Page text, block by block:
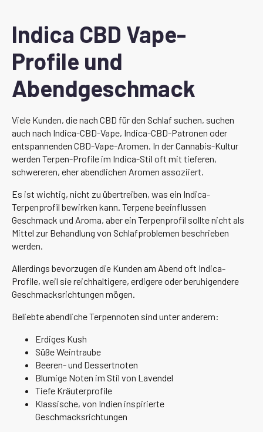
Indica CBD Vape-
Profile und
Abendgeschmack
Viele Kunden, die nach CBD für den Schlaf suchen, suchen
auch nach Indica-CBD-Vape, Indica-CBD-Patronen oder
entspannenden CBD-Vape-Aromen. In der Cannabis-Kultur
werden Terpen-Profile im Indica-Stil oft mit tieferen,
schwereren, eher abendlichen Aromen assoziiert.
Es ist wichtig, nicht zu übertreiben, was ein Indica-
Terpenprofil bewirken kann. Terpene beeinflussen
Geschmack und Aroma, aber ein Terpenprofil sollte nicht als
Mittel zur Behandlung von Schlafproblemen beschrieben
werden.
Allerdings bevorzugen die Kunden am Abend oft Indica-
Profile, weil sie reichhaltigere, erdigere oder beruhigendere
Geschmacksrichtungen mögen.
Beliebte abendliche Terpennoten sind unter anderem:
Erdiges Kush
Süße Weintraube
Beeren- und Dessertnoten
Blumige Noten im Stil von Lavendel
Tiefe Kräuterprofile
Klassische, von Indien inspirierte
Geschmacksrichtungen